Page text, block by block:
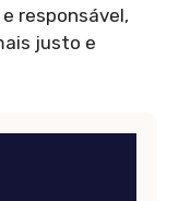
responsável,
justo e